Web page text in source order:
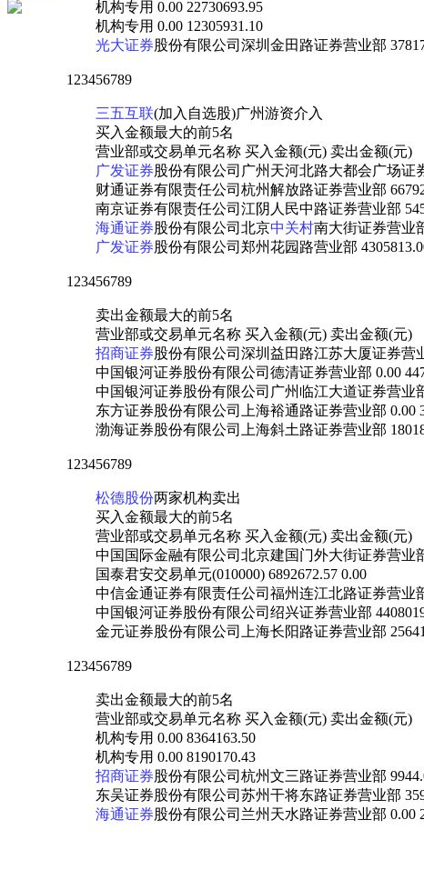
机构专用 0.00 22730693.95
机构专用 0.00 12305931.10
光大证券股份有限公司深圳金田路证券营业部
123456789
三五互联(加入自选股)广州游资介入
买入金额最大的前5名
营业部或交易单元名称 买入金额(元) 卖出金额(元)
广发证券股份有限公司广州天河北路大都会广场证
财通证券有限责任公司杭州解放路证券营业部
南京证券有限责任公司江阴人民中路证券营业部
海通证券股份有限公司北京中关村南大街证券营业
广发证券股份有限公司郑州花园路营业部
123456789
卖出金额最大的前5名
营业部或交易单元名称 买入金额(元) 卖出金额(元)
招商证券股份有限公司深圳益田路江苏大厦证券营
中国银河证券股份有限公司德清证券营业部 0.00
中国银河证券股份有限公司广州临江大道证券营业部
东方证券股份有限公司上海裕通路证券营业部 0.00
渤海证券股份有限公司上海斜土路证券营业部
123456789
松德股份两家机构卖出
买入金额最大的前5名
营业部或交易单元名称 买入金额(元) 卖出金额(元)
中国国际金融有限公司北京建国门外大街证券营业部
国泰君安交易单元(010000) 6892672.57 0.00
中信金通证券有限责任公司福州连江北路证券营业部
中国银河证券股份有限公司绍兴证券营业部
金元证券股份有限公司上海长阳路证券营业部
123456789
卖出金额最大的前5名
营业部或交易单元名称 买入金额(元) 卖出金额(元)
机构专用 0.00 8364163.50
机构专用 0.00 8190170.43
招商证券股份有限公司杭州文三路证券营业部
东吴证券股份有限公司苏州干将东路证券营业部
海通证券股份有限公司兰州天水路证券营业部 0.00